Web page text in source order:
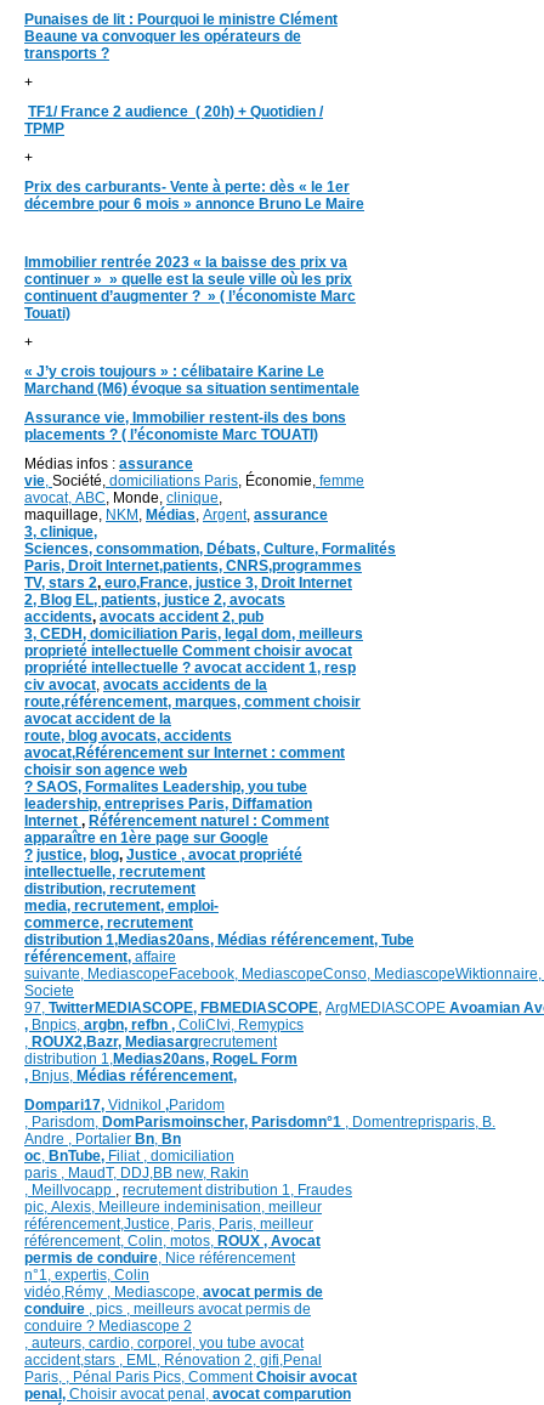
Punaises de lit : Pourquoi le ministre Clément
Beaune va convoquer les opérateurs de
transports ?
+
TF1/ France 2 audience ( 20h) + Quotidien /
TPMP
+
Prix des carburants- Vente à perte: dès « le 1er
décembre pour 6 mois » annonce Bruno Le Maire
Immobilier rentrée 2023 « la baisse des prix va
continuer » » quelle est la seule ville où les prix
continuent d’augmenter ? » ( l’économiste Marc
Touati)
+
« J’y crois toujours » : célibataire Karine Le
Marchand (M6) évoque sa situation sentimentale
Assurance vie, Immobilier restent-ils des bons
placements ? ( l’économiste Marc TOUATI)
Médias infos : assurance
vie, Société, domiciliations Paris, Économie, femme
avocat, ABC, Monde, clinique,
maquillage, NKM , Médias, Argent, assurance
3, clinique,
Sciences, consommation, Débats, Culture, Formalités
Paris, Droit Internet,patients, CNRS,programmes
TV, stars 2, euro,France, justice 3, Droit Internet
2, Blog EL, patients, justice 2, avocats
accidents, avocats accident 2, pub
3, CEDH, domiciliation Paris, legal dom, meilleurs
proprieté intellectuelle Comment choisir avocat
propriété intellectuelle ? avocat accident 1, resp
civ avocat, avocats accidents de la
route,référencement, marques, comment choisir
avocat accident de la
route, blog avocats, accidents
avocat,Référencement sur Internet : comment
choisir son agence web
? SAOS, Formalites Leadership, you tube
leadership, entreprises Paris, Diffamation
Internet , Référencement naturel : Comment
apparaître en 1ère page sur Google
? justice, blog, Justice , avocat propriété
intellectuelle, recrutement
distribution, recrutement
media, recrutement, emploi-
commerce, recrutement
distribution 1,Medias20ans, Médias référencement, Tube
référencement, affaire
suivante, MediascopeFacebook, MediascopeConso, MediascopeWiktionnaire,
Societe
97, TwitterMEDIASCOPE, FBMEDIASCOPE, ArgMEDIASCOPE Avoamian
, Bnpics, argbn, refbn , ColiCIvi, Remypics
, ROUX2,Bazr, Mediasargrecrutement
distribution 1,Medias20ans, RogeL Form
, Bnjus, Médias référencement,
Dompari17, Vidnikol ,Paridom
, Parisdom, DomParismoinscher, Parisdomn°1 , Domentreprisparis, B.
Andre , Portalier Bn, Bn
oc, BnTube, Filiat, domiciliation
paris , MaudT, DDJ,BB new, Rakin
, Meillvocapp , recrutement distribution 1, Fraudes
pic, Alexis, Meilleure indeminisation, meilleur
référencement,Justice, Paris, Paris, meilleur
référencement, Colin, motos, ROUX , Avocat
permis de conduire, Nice référencement
n°1, expertis, Colin
vidéo,Rémy , Mediascope, avocat permis de
conduire , pics , meilleurs avocat permis de
conduire ? Mediascope 2
, auteurs, cardio, corpore l, you tube avocat
accident,stars , EML, Rénovation 2, gifi,Penal
Paris, , Pénal Paris Pics, CommentChoisir avocat
penal, Choisir avocat penal, avocat comparution